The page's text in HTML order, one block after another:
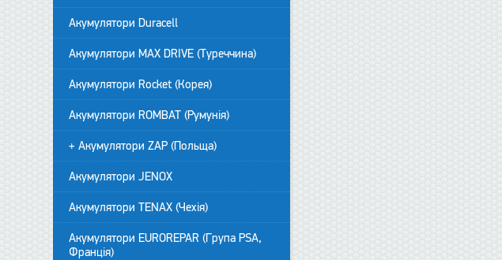
Акумулятори Duracell
Акумулятори MAX DRIVE (Туреччина)
Акумулятори Rocket (Корея)
Акумулятори ROMBAT (Румунія)
+ Акумулятори ZAP (Польща)
Акумулятори JENOX
Акумулятори TENAX (Чехія)
Акумулятори EUROREPAR (Група PSA,
Франція)